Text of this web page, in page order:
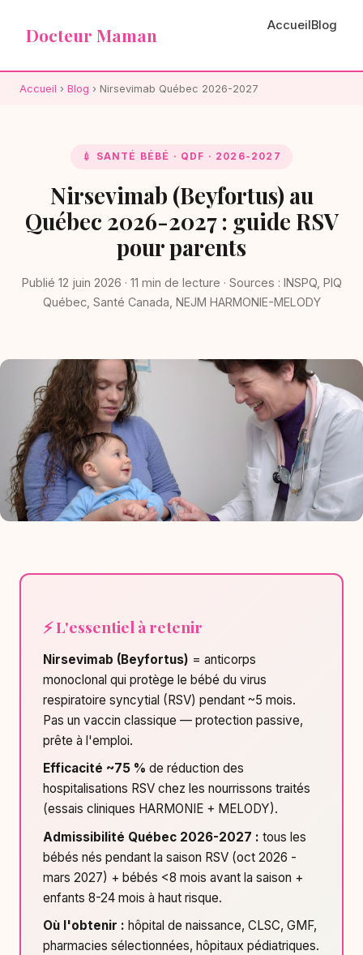
Docteur Maman AccueilBlog
Accueil › Blog › Nirsevimab Québec 2026-2027
💉 SANTÉ BÉBÉ · QDF · 2026-2027
Nirsevimab (Beyfortus) au
Québec 2026-2027 : guide RSV
pour parents
Publié 12 juin 2026 · 11 min de lecture · Sources : INSPQ, PIQ
Québec, Santé Canada, NEJM HARMONIE-MELODY
⚡ L'essentiel à retenir
Nirsevimab (Beyfortus) = anticorps
monoclonal qui protège le bébé du virus
respiratoire syncytial (RSV) pendant ~5 mois.
Pas un vaccin classique — protection passive,
prête à l'emploi.
Efficacité ~75 % de réduction des
hospitalisations RSV chez les nourrissons traités
(essais cliniques HARMONIE + MELODY).
Admissibilité Québec 2026-2027 : tous les
bébés nés pendant la saison RSV (oct 2026 -
mars 2027) + bébés <8 mois avant la saison +
enfants 8-24 mois à haut risque.
Où l'obtenir : hôpital de naissance, CLSC, GMF,
pharmacies sélectionnées, hôpitaux pédiatriques.